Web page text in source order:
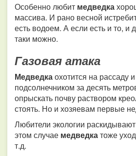
Особенно любит медведка
массива. И рано весной
есть водоем. А если есть и то, и
таки можно.
Газовая атака
Медведкаохотится на рассаду
подсолнечником за десять
опрыскать почву раствором
стоять. Но и хозяевам первые
Любители экологии
этом случае медведкатоже
т.д.